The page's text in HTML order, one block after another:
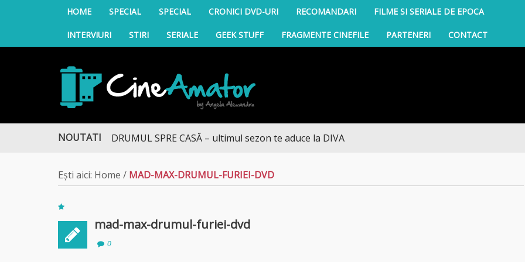
HOME SPECIAL SPECIAL CRONICI DVD-URI RECOMANDARI FILME SI SERIALE DE EPOCA
INTERVIURI STIRI SERIALE GEEK STUFF FRAGMENTE CINEFILE PARTENERI CONTACT
CineAmator
NOUTATIDRUMUL SPRE CASĂ – ultimul sezon te aduce la DIVA
Ești aici: Home / MAD-MAX-DRUMUL-FURIEI-DVD
mad-max-drumul-furiei-dvd
0